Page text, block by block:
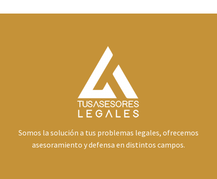
Somos la solución a tus problemas legales, ofrecemos
asesoramiento y defensa en distintos campos.